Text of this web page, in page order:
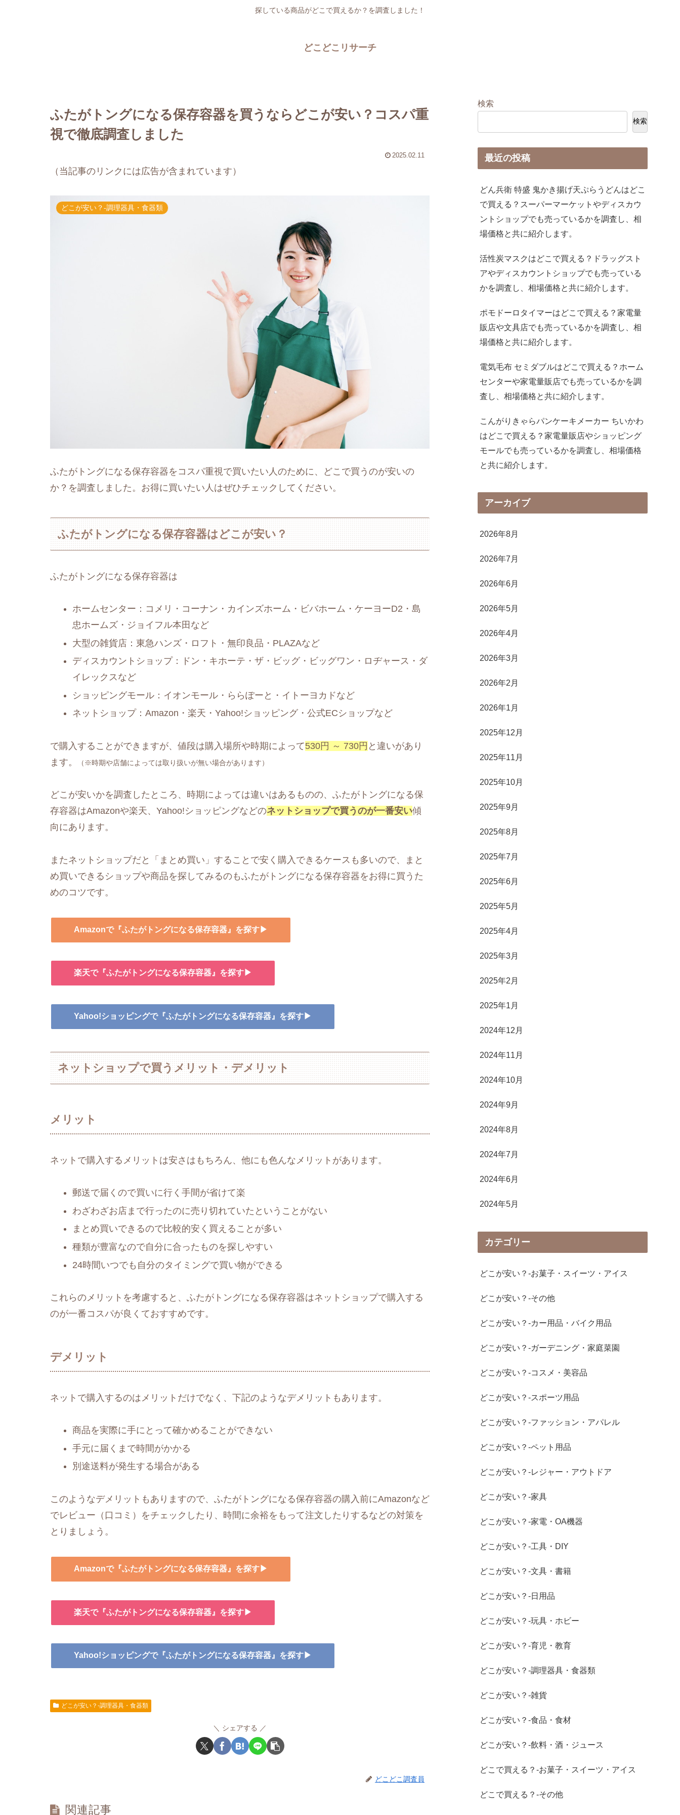
探している商品がどこで買えるか？を調査しました！
どこどこリサーチ
ふたがトングになる保存容器を買うならどこが安い？コスパ重
視で徹底調査しました
2025.02.11
（当記事のリンクには広告が含まれています）
どこが安い？-調理器具・食器類
ふたがトングになる保存容器をコスパ重視で買いたい人のために、どこで買うのが安いの
か？を調査しました。お得に買いたい人はぜひチェックしてください。
ふたがトングになる保存容器はどこが安い？
ふたがトングになる保存容器は
ホームセンター：コメリ・コーナン・カインズホーム・ビバホーム・ケーヨーD2・島
忠ホームズ・ジョイフル本田など
大型の雑貨店：東急ハンズ・ロフト・無印良品・PLAZAなど
ディスカウントショップ：ドン・キホーテ・ザ・ビッグ・ビッグワン・ロヂャース・ダ
イレックスなど
ショッピングモール：イオンモール・ららぽーと・イトーヨカドなど
ネットショップ：Amazon・楽天・Yahoo!ショッピング・公式ECショップなど
で購入することができますが、値段は購入場所や時期によって530円 ～ 730円 と違いがあり
ます。
（※時期や店舗によっては取り扱いが無い場合があります）
どこが安いかを調査したところ、時期によっては違いはあるものの、ふたがトングになる保
存容器はAmazonや楽天、Yahoo!ショッピングなどのネットショップで買うのが一番安い傾
向にあります。
またネットショップだと「まとめ買い」することで安く購入できるケースも多いので、まと
め買いできるショップや商品を探してみるのもふたがトングになる保存容器をお得に買うた
めのコツです。
Amazonで『ふたがトングになる保存容器』を探す▶
楽天で『ふたがトングになる保存容器』を探す▶
Yahoo!ショッピングで『ふたがトングになる保存容器』を探す▶
ネットショップで買うメリット・デメリット
メリット
ネットで購入するメリットは安さはもちろん、他にも色んなメリットがあります。
郵送で届くので買いに行く手間が省けて楽
わざわざお店まで行ったのに売り切れていたということがない
まとめ買いできるので比較的安く買えることが多い
種類が豊富なので自分に合ったものを探しやすい
24時間いつでも自分のタイミングで買い物ができる
これらのメリットを考慮すると、ふたがトングになる保存容器はネットショップで購入する
のが一番コスパが良くておすすめです。
デメリット
ネットで購入するのはメリットだけでなく、下記のようなデメリットもあります。
商品を実際に手にとって確かめることができない
手元に届くまで時間がかかる
別途送料が発生する場合がある
このようなデメリットもありますので、ふたがトングになる保存容器の購入前にAmazonなど
でレビュー（口コミ）をチェックしたり、時間に余裕をもって注文したりするなどの対策を
とりましょう。
Amazonで『ふたがトングになる保存容器』を探す▶
楽天で『ふたがトングになる保存容器』を探す▶
Yahoo!ショッピングで『ふたがトングになる保存容器』を探す▶
どこが安い？-調理器具・食器類
シェアする
どこどこ調査員
関連記事
検索
検索
最近の投稿
どん兵衛 特盛 鬼かき揚げ天ぷらうどんはどこ
で買える？スーパーマーケットやディスカウ
ントショップでも売っているかを調査し、相
場価格と共に紹介します。
活性炭マスクはどこで買える？ドラッグスト
アやディスカウントショップでも売っている
かを調査し、相場価格と共に紹介します。
ポモドーロタイマーはどこで買える？家電量
販店や文具店でも売っているかを調査し、相
場価格と共に紹介します。
電気毛布 セミダブルはどこで買える？ホーム
センターや家電量販店でも売っているかを調
査し、相場価格と共に紹介します。
こんがりきゃらパンケーキメーカー ちいかわ
はどこで買える？家電量販店やショッピング
モールでも売っているかを調査し、相場価格
と共に紹介します。
アーカイブ
2026年8月
2026年7月
2026年6月
2026年5月
2026年4月
2026年3月
2026年2月
2026年1月
2025年12月
2025年11月
2025年10月
2025年9月
2025年8月
2025年7月
2025年6月
2025年5月
2025年4月
2025年3月
2025年2月
2025年1月
2024年12月
2024年11月
2024年10月
2024年9月
2024年8月
2024年7月
2024年6月
2024年5月
カテゴリー
どこが安い？-お菓子・スイーツ・アイス
どこが安い？-その他
どこが安い？-カー用品・バイク用品
どこが安い？-ガーデニング・家庭菜園
どこが安い？-コスメ・美容品
どこが安い？-スポーツ用品
どこが安い？-ファッション・アパレル
どこが安い？-ペット用品
どこが安い？-レジャー・アウトドア
どこが安い？-家具
どこが安い？-家電・OA機器
どこが安い？-工具・DIY
どこが安い？-文具・書籍
どこが安い？-日用品
どこが安い？-玩具・ホビー
どこが安い？-育児・教育
どこが安い？-調理器具・食器類
どこが安い？-雑貨
どこが安い？-食品・食材
どこが安い？-飲料・酒・ジュース
どこで買える？-お菓子・スイーツ・アイス
どこで買える？-その他